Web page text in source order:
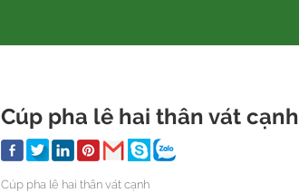
Cúp pha lê hai thân vát cạnh
Cúp pha lê hai thân vát cạnh